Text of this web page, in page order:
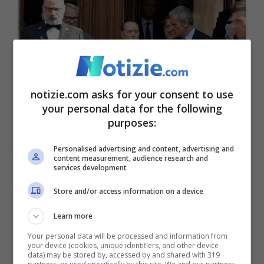
Il presidente di Forza Italia e neo senatore Silvio Berlusconi
(Ansa)
Meloni
Camerae verso le 17 varca il cancello di
Villa GrandeconLa Russa: la riunione con
notizie.com asks for your consent to use
your personal data for the following
purposes:
Personalised advertising and content, advertising and
content measurement, audience research and
services development
Store and/or access information on a device
Learn more
Your personal data will be processed and information from
your device (cookies, unique identifiers, and other device
data) may be stored by, accessed by and shared with 319